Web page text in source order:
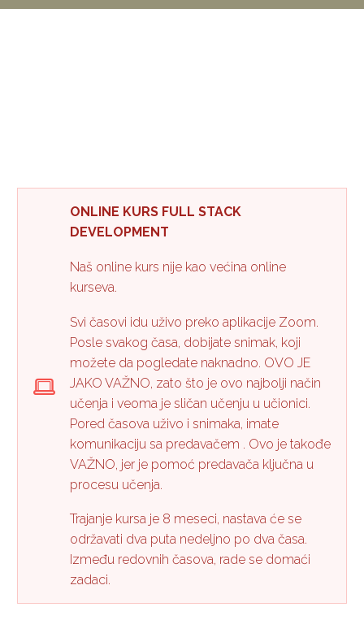
ONLINE KURS FULL STACK
DEVELOPMENT
Naš online kurs nije kao većina online
kurseva.
Svi časovi idu uživo preko aplikacije Zoom.
Posle svakog časa, dobijate snimak, koji
možete da pogledate naknadno. OVO JE
JAKO VAŽNO, zato što je ovo najbolji način
učenja i veoma je sličan učenju u učionici.
Pored časova uživo i snimaka, imate
komunikaciju sa predavačem . Ovo je takođe
VAŽNO, jer je pomoć predavača ključna u
procesu učenja.
Trajanje kursa je 8 meseci, nastava će se
održavati dva puta nedeljno po dva časa.
Između redovnih časova, rade se domaći
zadaci.